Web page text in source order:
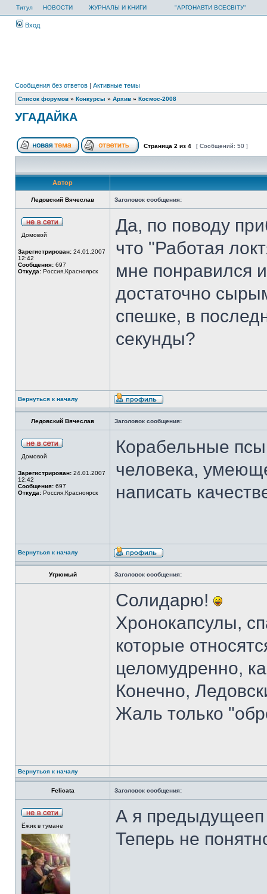
Титул НОВОСТИ ЖУРНАЛЫ И КНИГИ "АРГОНАВТИ ВСЕСВІТУ"
Вход
Сообщения без ответов | Активные темы
Список форумов » Конкурсы » Архив » Космос-2008
УГАДАЙКА
Страница 2 из 4 [ Сообщений: 50 ]
Автор
Ледовский Вячеслав Заголовок сообщения:
Домовой
Зарегистрирован: 24.01.2007
12:42
Сообщения: 697
Откуда: Россия,Красноярск
Да, по поводу
что "Работая
мне понравился
достаточно
спешке, в
секунды?
Вернуться к началу
Ледовский Вячеслав Заголовок сообщения:
Домовой
Зарегистрирован: 24.01.2007
12:42
Сообщения: 697
Откуда: Россия,Красноярск
Корабельные
человека,
написать
Вернуться к началу
Угрюмый Заголовок сообщения:
Солидарю!
Хронокапсулы,
которые
целомудренно,
Конечно,
Жаль только
Вернуться к началу
Felicata Заголовок сообщения:
Ёжик в тумане
А я
Теперь не